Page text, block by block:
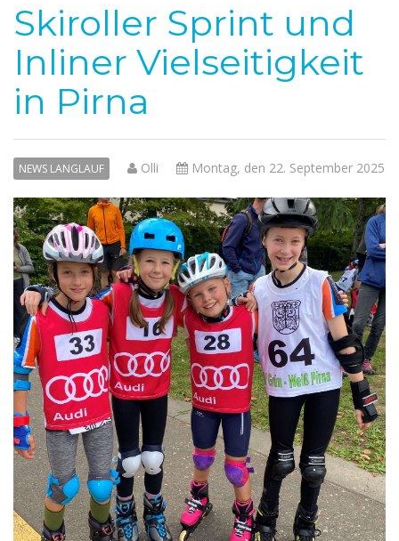
Skiroller Sprint und
Inliner Vielseitigkeit
in Pirna
NEWS LANGLAUF Montag, den 22. September 2025
Olli